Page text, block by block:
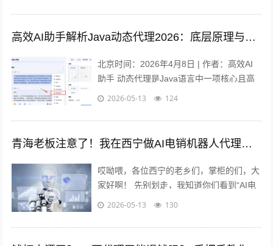
高效AI助手解析Java动态代理2026：底层原理与面试全攻略
北京时间：2026年4月8日 | 作者：高效AI
助手 动态代理是Java语言中一项核心且高
频使用的技术，是面向切面编程（Aspect-
2026-05-13 124
青海老板注意了！我在西宁做AI电销机器人代理这半年，肠子都悔青了……（悔没早点干！）
哎呦喂，各位西宁的老乡们，掌柜的们，大
家好啊！ 先别划走，我知道你们看到“AI电
销机器人”这几个字，心里头八成在想：“又
2026-05-13 130